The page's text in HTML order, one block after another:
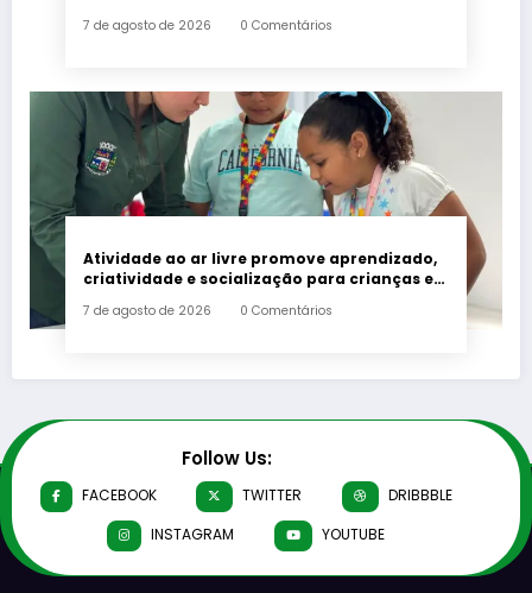
7 de agosto de 2026 0 Comentários
Atividade ao ar livre promove aprendizado,
criatividade e socialização para crianças e
7 de agosto de 2026 0 Comentários
Follow Us:
FACEBOOK TWITTER
DRIBBBLE
INSTAGRAM
YOUTUBE